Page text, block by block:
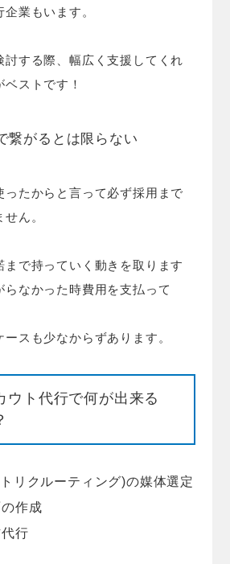
業もいます。
討する際、幅広く支援してくれ
ストです！
繋がるとは限らない
ったからと言って必ず採用まで
ん。
まで持っていく動きを取ります
らなかった時費用を支払って
スも少なからずあります。
ウト代行で何が出来る
リクルーティング)の媒体選定
作成
行